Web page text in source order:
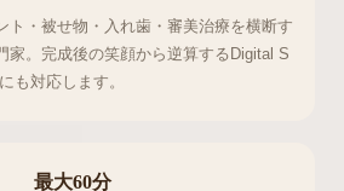
ト・被せ物・入れ歯・審美治療を横断す
家。完成後の笑顔から逆算するDigital S
も対応します。
最大60分